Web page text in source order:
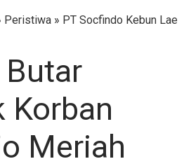
Peristiwa » PT Socfindo Kebun Lae
Butar
Korban
Meriah